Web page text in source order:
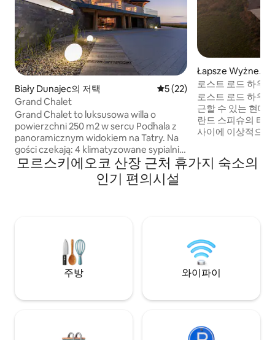
Biały Dunajec의 저택 평점 5점(5점 만점), 후기 22
5 (22)
Grand Chalet
Grand Chalet to luksusowa willa o
powierzchni 250 m2 w sercu Podhala z
panoramicznym widokiem na Tatry. Na
gości czekają: 4 klimatyzowane sypialnie,
4 łazienki, jacuzzi z widokiem, sauna, sala
gier z bilardem i PS5, strefa fitness,
gabinet do pracy ze światłowodem,
spotkania z przyjaciółmi czy workation –
komfort, nowoczesność i wyjątkowy
klimat w jednym.
Łapsze Wyżne의
로스트 로드 하우스
로스트 로드 하우
근할 수 있는 현대
란드 스피슈의 타
사이에 이상적으
부터 일몰까지 산
장소입니다. 주방
영합니다
모르스키에오코 산장 근처 휴가지 숙소의
인기 편의시설
주방 와이파이